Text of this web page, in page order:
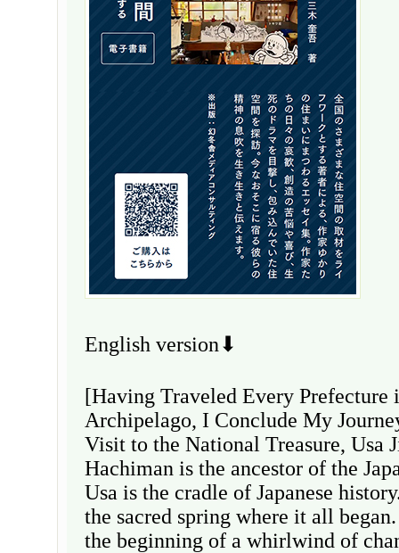
English version⬇
[Having Traveled Every Prefecture
Archipelago, I Conclude My
Visit to the National Treasure, Usa
Hachiman is the ancestor of the
Usa is the cradle of Japanese
the sacred spring where it all
the beginning of a whirlwind of